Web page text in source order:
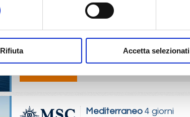
Rifiuta Accetta selezionati
daSavona
08/04/2027
Mediterraneo 4 giorni